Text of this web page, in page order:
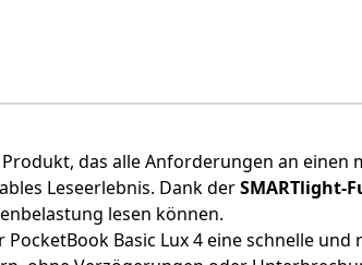
das alle Anforderungen an einen
Leseerlebnis. Dank derSMARTlight-
lesen können.
Basic Lux 4 eine schnelle